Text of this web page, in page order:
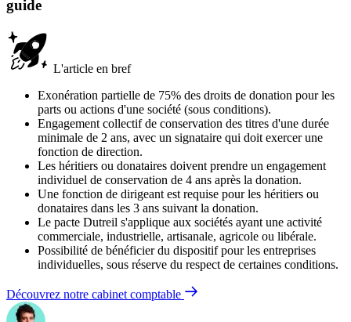
guide
L'article en bref
Exonération partielle de 75% des droits de donation pour les
parts ou actions d'une société (sous conditions).
Engagement collectif de conservation des titres d'une durée
minimale de 2 ans, avec un signataire qui doit exercer une
fonction de direction.
Les héritiers ou donataires doivent prendre un engagement
individuel de conservation de 4 ans après la donation.
Une fonction de dirigeant est requise pour les héritiers ou
donataires dans les 3 ans suivant la donation.
Le pacte Dutreil s'applique aux sociétés ayant une activité
commerciale, industrielle, artisanale, agricole ou libérale.
Possibilité de bénéficier du dispositif pour les entreprises
individuelles, sous réserve du respect de certaines conditions.
Découvrez notre cabinet comptable